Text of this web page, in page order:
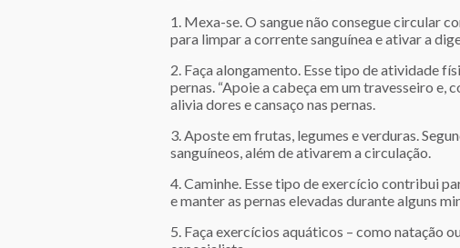
1. Mexa-se. O sangue não consegue circular
para limpar a corrente sanguínea e ativar a
2. Faça alongamento. Esse tipo de atividade
pernas. “Apoie a cabeça em um travesseiro e,
alivia dores e cansaço nas pernas.
3. Aposte em frutas, legumes e verduras.
sanguíneos, além de ativarem a circulação.
4. Caminhe. Esse tipo de exercício contribui
e manter as pernas elevadas durante alguns
5. Faça exercícios aquáticos – como natação